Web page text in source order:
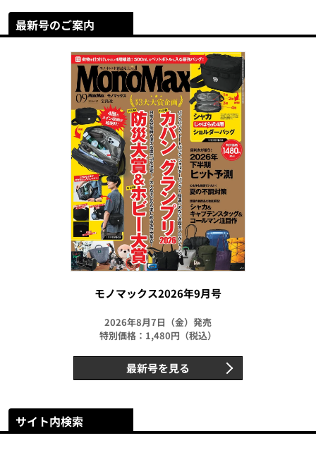
最新号のご案内
モノマックス2026年9月号
2026年8月7日（金）発売
特別価格：1,480円（税込）
最新号を見る
サイト内検索